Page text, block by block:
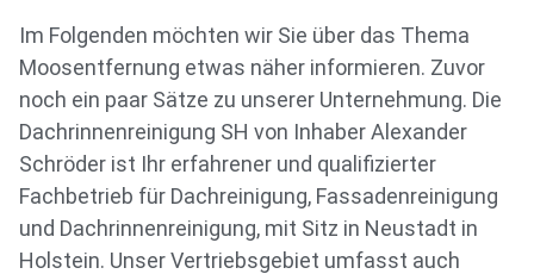
Im Folgenden möchten wir Sie über das Thema
Moosentfernung etwas näher informieren. Zuvor
noch ein paar Sätze zu unserer Unternehmung. Die
Dachrinnenreinigung SH von Inhaber Alexander
Schröder ist Ihr erfahrener und qualifizierter
Fachbetrieb für Dachreinigung, Fassadenreinigung
und Dachrinnenreinigung, mit Sitz in Neustadt in
Holstein. Unser Vertriebsgebiet umfasst auch